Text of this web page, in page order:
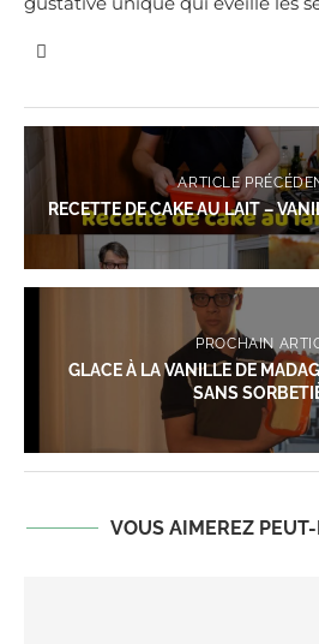
ARTICLE
RECETTE DE CAKE AU LAIT –
PROCHAIN
GLACE À LA VANILLE DE
SANS
VOUS AIMEREZ PEUT-